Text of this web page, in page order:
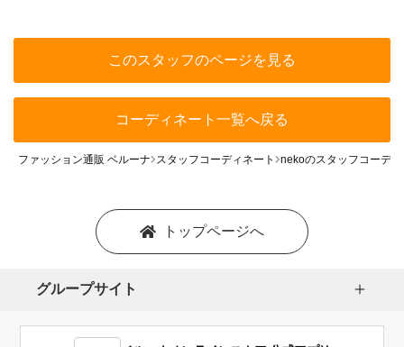
このスタッフのページを見る
コーディネート一覧へ戻る
ファッション通販 ベルーナ スタッフコーディネート nekoのスタッフコーデ
トップページへ
グループサイト